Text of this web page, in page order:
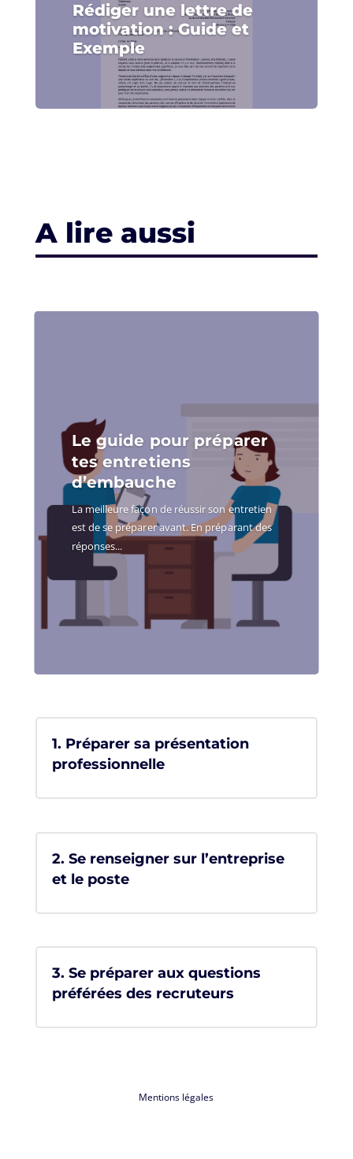
Rédiger une lettre de
motivation : Guide et
Exemple
A lire aussi
Le guide pour préparer
tes entretiens
d’embauche
La meilleure façon de réussir son entretien
est de se préparer avant. En préparant des
réponses...
1. Préparer sa présentation
professionnelle
2. Se renseigner sur l’entreprise
et le poste
3. Se préparer aux questions
préférées des recruteurs
Mentions légales